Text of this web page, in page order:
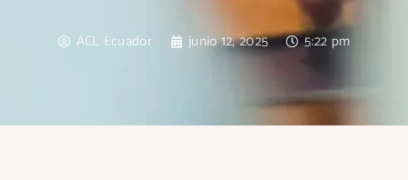
ACL Ecuador junio 12, 2025 5:22 pm